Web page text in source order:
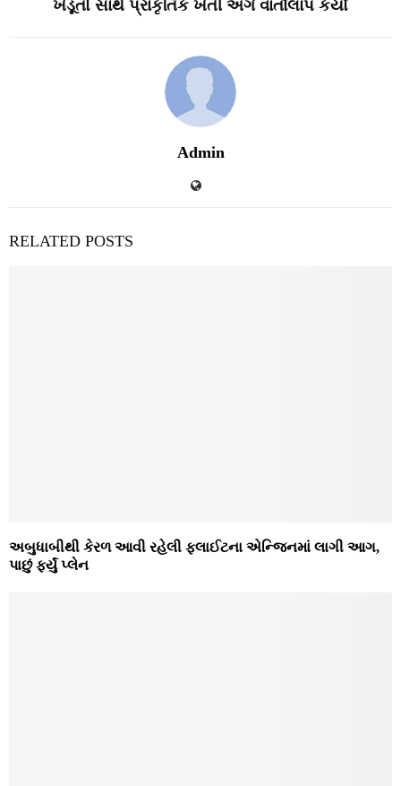
ખેડૂતો સાથે પ્રાકૃતિક ખેતી અંગે વાર્તાલાપ કર્યો
Admin
RELATED POSTS
અબુધાબીથી કેરળ આવી રહેલી ફ્લાઈટના એન્જિનમાં લાગી આગ,
પાછું ફર્યું પ્લેન